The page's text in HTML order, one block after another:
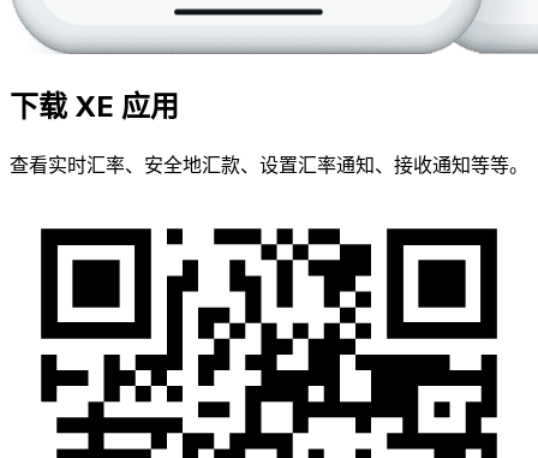
下载 XE 应用
查看实时汇率、安全地汇款、设置汇率通知、接收通知等等。